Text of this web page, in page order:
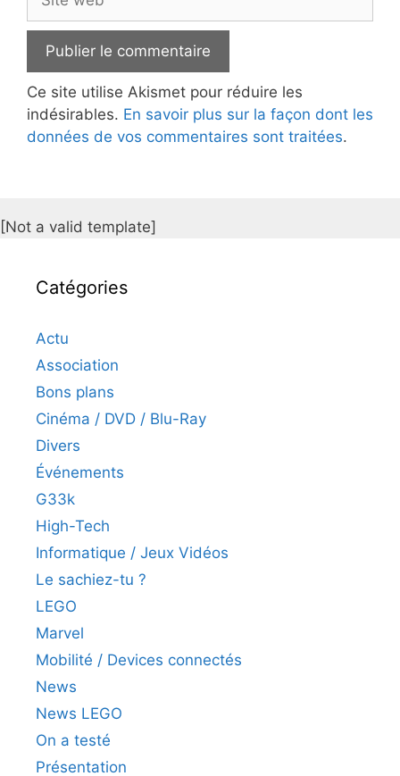
web
Ce site utilise Akismet pour réduire les
indésirables. En savoir plus sur la façon dont les
données de vos commentaires sont traitées.
[Not a valid template]
Catégories
Actu
Association
Bons plans
Cinéma / DVD / Blu-Ray
Divers
Événements
G33k
High-Tech
Informatique / Jeux Vidéos
Le sachiez-tu ?
LEGO
Marvel
Mobilité / Devices connectés
News
News LEGO
On a testé
Présentation